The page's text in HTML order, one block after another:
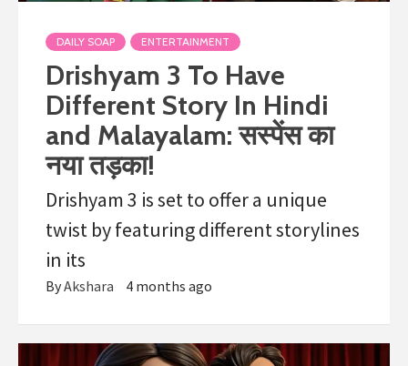
DAILY SOAP ENTERTAINMENT
Drishyam 3 To Have
Different Story In Hindi
and Malayalam: सस्पेंस का
नया तड़का!
Drishyam 3 is set to offer a unique
twist by featuring different storylines
in its
ByAkshara 4 months ago